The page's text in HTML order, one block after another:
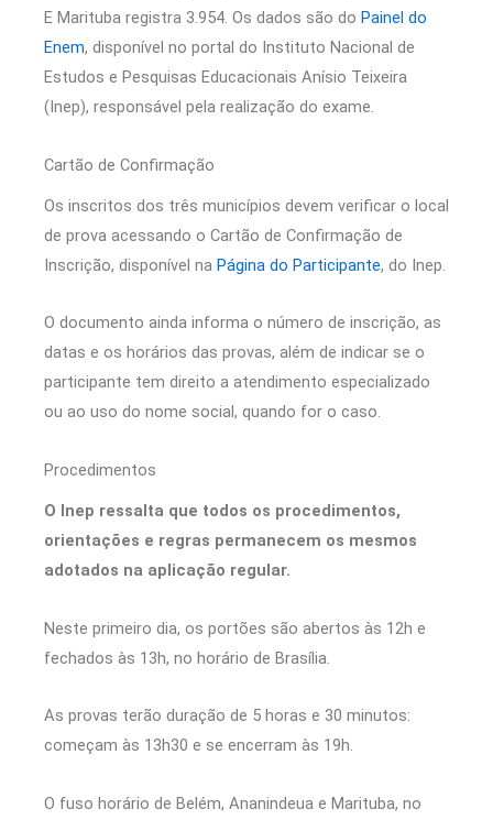
E Marituba registra 3.954. Os dados são do Painel do
Enem, disponível no portal do Instituto Nacional de
Estudos e Pesquisas Educacionais Anísio Teixeira
(Inep), responsável pela realização do exame.
Cartão de Confirmação
Os inscritos dos três municípios devem verificar o local
de prova acessando o Cartão de Confirmação de
Inscrição, disponível na Página do Participante, do Inep.
O documento ainda informa o número de inscrição, as
datas e os horários das provas, além de indicar se o
participante tem direito a atendimento especializado
ou ao uso do nome social, quando for o caso.
Procedimentos
O Inep ressalta que todos os procedimentos,
orientações e regras permanecem os mesmos
adotados na aplicação regular.
Neste primeiro dia, os portões são abertos às 12h e
fechados às 13h, no horário de Brasília.
As provas terão duração de 5 horas e 30 minutos:
começam às 13h30 e se encerram às 19h.
O fuso horário de Belém, Ananindeua e Marituba, no